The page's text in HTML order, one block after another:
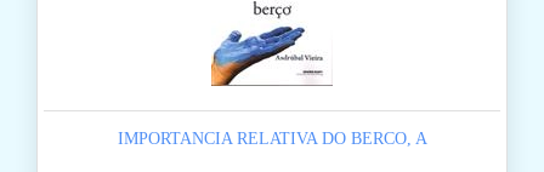
IMPORTANCIA RELATIVA DO BERCO, A